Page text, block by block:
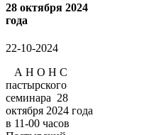
28 октября 2024
года
22-10-2024
А Н О Н С
пастырского
семинара 28
октября 2024 года
в 11-00 часов